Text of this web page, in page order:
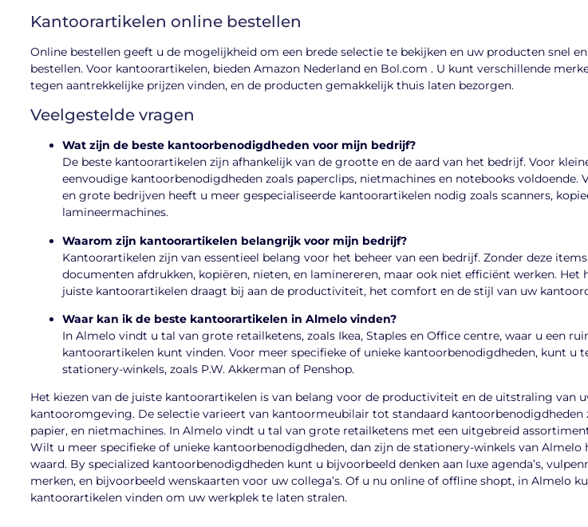
Kantoorartikelen online bestellen
Online bestellen geeft u de mogelijkheid om een brede selectie te bekijken en uw producten snel
bestellen. Voor kantoorartikelen, bieden Amazon Nederland en Bol.com . U kunt verschillende
tegen aantrekkelijke prijzen vinden, en de producten gemakkelijk thuis laten bezorgen.
Veelgestelde vragen
Wat zijn de beste kantoorbenodigdheden voor mijn bedrijf?
De beste kantoorartikelen zijn afhankelijk van de grootte en de aard van het bedrijf. Voor
eenvoudige kantoorbenodigdheden zoals paperclips, nietmachines en notebooks voldoende.
en grote bedrijven heeft u meer gespecialiseerde kantoorartikelen nodig zoals scanners,
lamineermachines.
Waarom zijn kantoorartikelen belangrijk voor mijn bedrijf?
Kantoorartikelen zijn van essentieel belang voor het beheer van een bedrijf. Zonder deze
documenten afdrukken, kopiëren, nieten, en laminereren, maar ook niet efficiënt werken. Het
juiste kantoorartikelen draagt ​​bij aan de productiviteit, het comfort en de stijl van uw
Waar kan ik de beste kantoorartikelen in Almelo vinden?
In Almelo vindt u tal van grote retailketens, zoals Ikea, Staples en Office centre, waar u een
kantoorartikelen kunt vinden. Voor meer specifieke of unieke kantoorbenodigdheden, kunt u
stationery-winkels, zoals P.W. Akkerman of Penshop.
Het kiezen van de juiste kantoorartikelen is van belang voor de productiviteit en de uitstraling van
kantooromgeving. De selectie varieert van kantoormeubilair tot standaard kantoorbenodigdheden
papier, en nietmachines. In Almelo vindt u tal van grote retailketens met een uitgebreid
Wilt u meer specifieke of unieke kantoorbenodigdheden, dan zijn de stationery-winkels van Almelo
waard. By specialized kantoorbenodigdheden kunt u bijvoorbeeld denken aan luxe agenda’s,
merken, en bijvoorbeeld wenskaarten voor uw collega’s. Of u nu online of offline shopt, in Almelo
kantoorartikelen vinden om uw werkplek te laten stralen.